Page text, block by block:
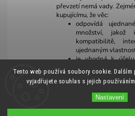
Tento web používá soubory cookie. Dalším
vyjadřujete souhlas s jejich
Nastavení
převzetí nemá vady.
kupujícímu, že věc:
odpovídá
množství, jakož
kompatibilitě,
ujednaným
je vhodná k
požaduje a s nímž
je dodána s
pokyny k použití,
nebo instalaci.
Prodávající odpovídá
ujednaných vlastností: